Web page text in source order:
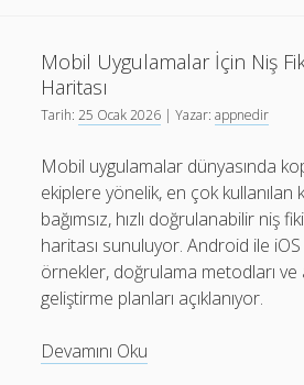
Takip:
Android
iOS
MVP
Mobil Uygulamalar İçin Niş
Haritası
Tarih:25 Ocak 2026 | Yazar:appnedir
Mobil uygulamalar dünyasında
ekiplere yönelik, en çok kullanılan
bağımsız, hızlı doğrulanabilir niş
haritası sunuluyor. Android ile
örnekler, doğrulama metodları ve
geliştirme planları açıklanıyor.
Devamını Oku